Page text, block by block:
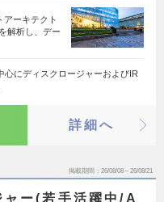
アーキテクト
解析し、デー
心にディスクロージャーおよびIR
詳細へ
掲載期間 26/08/08～26/08/21
ャー(若手活躍中/A